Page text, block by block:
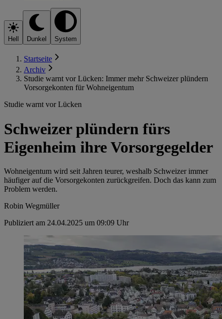
Hell Dunkel System
Startseite
Archiv
Studie warnt vor Lücken: Immer mehr Schweizer plündern
Vorsorgekonten für Wohneigentum
Studie warnt vor Lücken
Schweizer plündern fürs
Eigenheim ihre Vorsorgegelder
Wohneigentum wird seit Jahren teurer, weshalb Schweizer immer
häufiger auf die Vorsorgekonten zurückgreifen. Doch das kann zum
Problem werden.
Robin Wegmüller
Publiziert am 24.04.2025 um 09:09 Uhr